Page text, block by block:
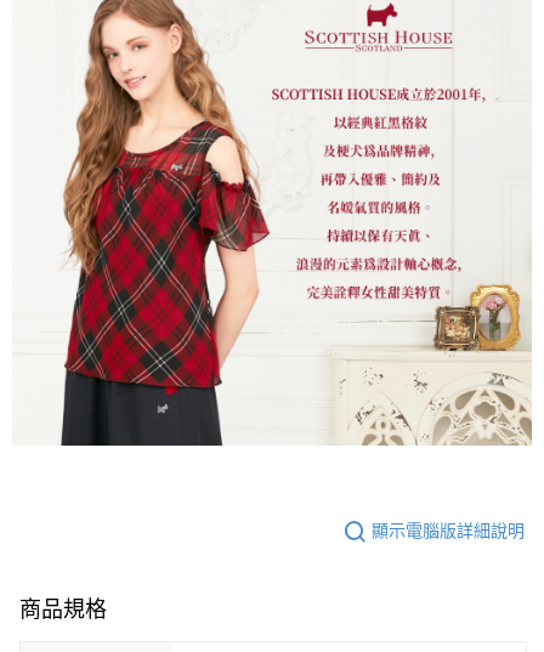
顯示電腦版詳細說明
商品規格